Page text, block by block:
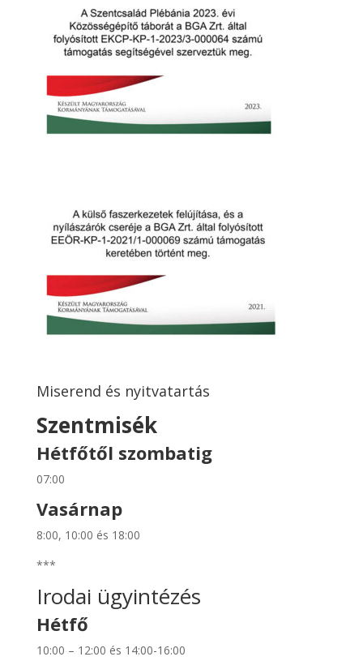
Miserend és nyitvatartás
Szentmisék
Hétfőtől szombatig
07:00
Vasárnap
8:00, 10:00 és 18:00
***
Irodai ügyintézés
Hétfő
10:00 – 12:00 és 14:00-16:00